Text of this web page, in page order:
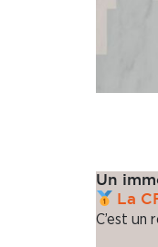
Un
La
C’est un